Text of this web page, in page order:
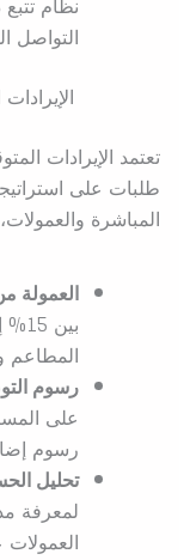
التواصل
تعتمد الإيرادات
طلبات على
المباشرة
العمولة
المطاعم
رسوم
على
رسوم
تحليل
لمعرفة